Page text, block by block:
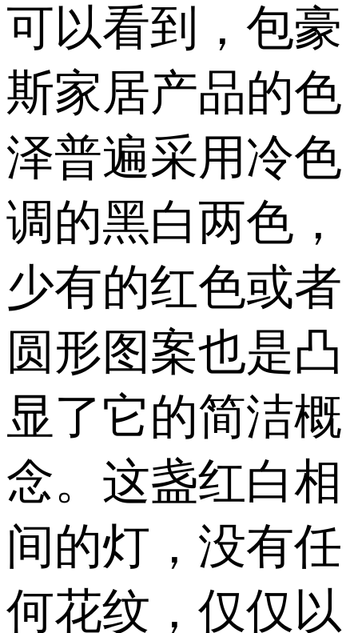
可以看到，包豪
斯家居产品的色
泽普遍采用冷色
调的黑白两色，
少有的红色或者
圆形图案也是凸
显了它的简洁概
念。这盏红白相
间的灯，没有任
何花纹，仅仅以